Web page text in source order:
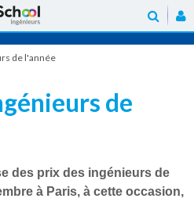
de l'année
de
des prix des ingénieurs de
à Paris, à cette occasion,